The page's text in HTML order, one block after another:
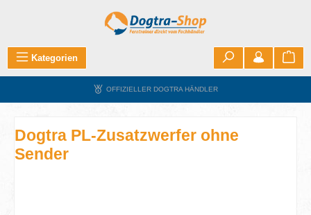
Zum Hauptinhalt springen
Kategorien
OFFIZIELLER DOGTRA HÄNDLER
Dogtra PL-Zusatzwerfer ohne
Sender